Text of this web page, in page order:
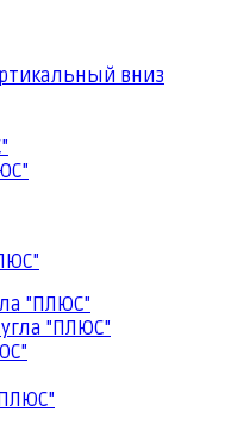
вниз
"ПЛЮС"
"ПЛЮС"